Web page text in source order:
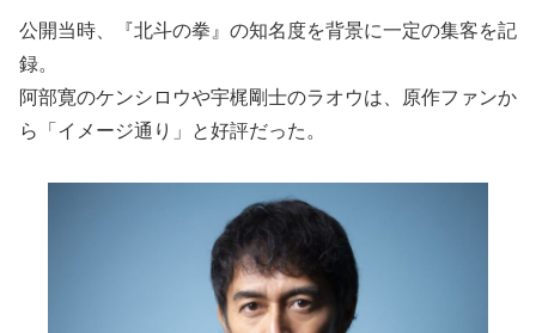
公開当時、『北斗の拳』の知名度を背景に一定の集客を記
録。
阿部寛のケンシロウや宇梶剛士のラオウは、原作ファンか
ら「イメージ通り」と好評だった。